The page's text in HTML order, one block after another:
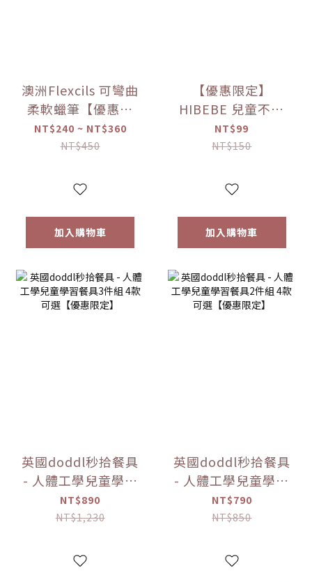
澳洲Flexcils 可彎曲
柔軟蠟筆【優惠限
定】
NT$240 ~ NT$360
NT$450
加入購物車
【優惠限定】
HIBEBE 兒童不鏽
鋼餐具 湯匙【優惠
限定】
NT$99
NT$150
加入購物車
英國doddl秒拾餐具
- 人體工學兒童學習
餐具3件組 4款可選
【優惠限定】
NT$890
NT$1,230
英國doddl秒拾餐具
- 人體工學兒童學習
餐具2件組 4款可選
【優惠限定】
NT$790
NT$850